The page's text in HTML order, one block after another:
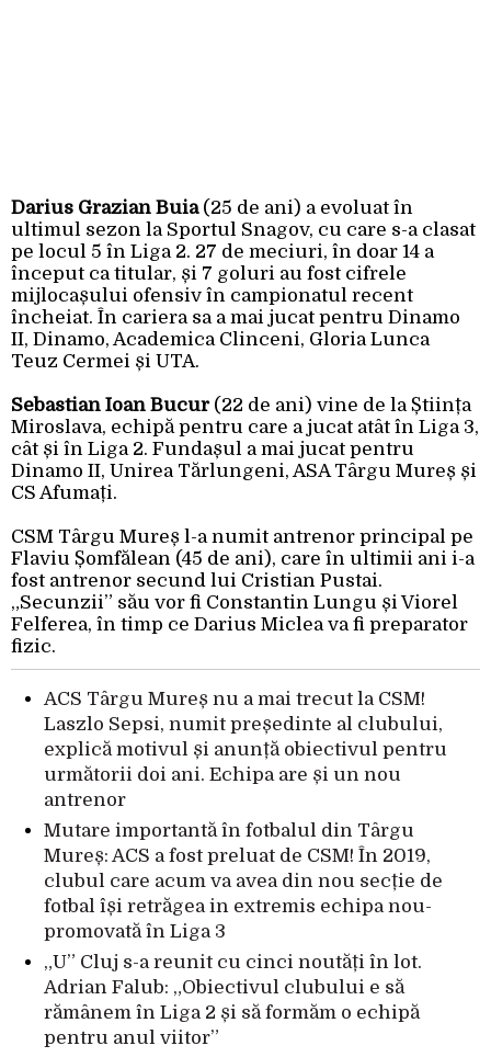
Darius Grazian Buia(25 de ani) a evoluat în
ultimul sezon la Sportul Snagov, cu care s-a clasat
pe locul 5 în Liga 2. 27 de meciuri, în doar 14 a
început ca titular, și 7 goluri au fost cifrele
mijlocașului ofensiv în campionatul recent
încheiat. În cariera sa a mai jucat pentru Dinamo
II, Dinamo, Academica Clinceni, Gloria Lunca
Teuz Cermei și UTA.
Sebastian Ioan Bucur(22 de ani) vine de la Știința
Miroslava, echipă pentru care a jucat atât în Liga 3,
cât și în Liga 2. Fundașul a mai jucat pentru
Dinamo II, Unirea Tărlungeni, ASA Târgu Mureș și
CS Afumați.
CSM Târgu Mureș l-a numit antrenor principal pe
Flaviu Șomfălean (45 de ani), care în ultimii ani i-a
fost antrenor secund lui Cristian Pustai.
„Secunzii” său vor fi Constantin Lungu și Viorel
Felferea, în timp ce Darius Miclea va fi preparator
fizic.
ACS Târgu Mureș nu a mai trecut la CSM!
Laszlo Sepsi, numit președinte al clubului,
explică motivul și anunță obiectivul pentru
următorii doi ani. Echipa are și un nou
antrenor
Mutare importantă în fotbalul din Târgu
Mureș: ACS a fost preluat de CSM! În 2019,
clubul care acum va avea din nou secție de
fotbal își retrăgea in extremis echipa nou-
promovată în Liga 3
„U” Cluj s-a reunit cu cinci noutăți în lot.
Adrian Falub: „Obiectivul clubului e să
rămânem în Liga 2 și să formăm o echipă
pentru anul viitor”